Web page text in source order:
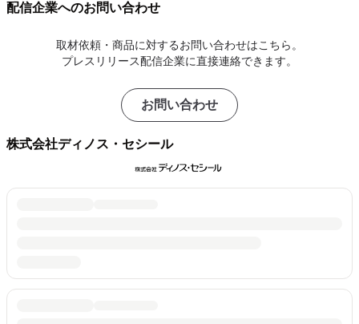
配信企業へのお問い合わせ
取材依頼・商品に対するお問い合わせはこちら。
プレスリリース配信企業に直接連絡できます。
お問い合わせ
株式会社ディノス・セシール